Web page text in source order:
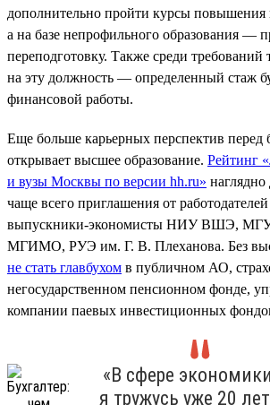
дополнительно пройти курсы повышения
а на базе непрофильного образования —
переподготовку. Также среди требований
на эту должность — определенный стаж
финансовой работы.
Еще больше карьерных перспектив перед
открывает высшее образование. Рейтинг
и вузы Москвы по версии hh.ru» наглядно
чаще всего приглашения от
выпускники-экономисты НИУ ВШЭ,
МГИМО, РУЭ им. Г. В. Плеханова. Без
не стать главбухом в публичном АО,
негосударственном пенсионном фонде,
компании паевых инвестиционных
«В сфере
я тружусь уже 20